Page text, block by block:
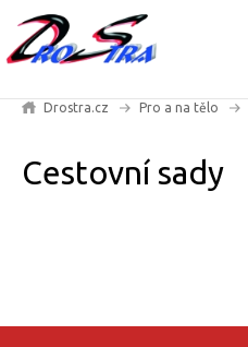
Drostra.cz Pro a na tělo
Cestovní sady